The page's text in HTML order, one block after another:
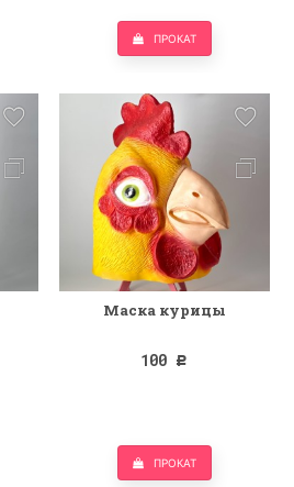
ПРОКАТ
Маска курицы
100 Р
ПРОКАТ